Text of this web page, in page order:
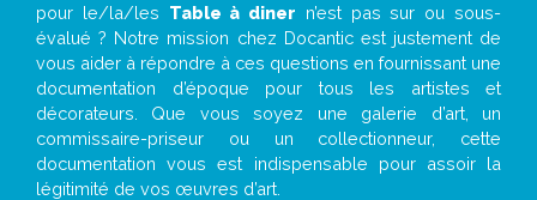
pour le/la/les Table à diner n’est pas sur ou sous-
évalué ? Notre mission chez Docantic est justement de
vous aider à répondre à ces questions en fournissant une
documentation d’époque pour tous les artistes et
décorateurs. Que vous soyez une galerie d’art, un
commissaire-priseur ou un collectionneur, cette
documentation vous est indispensable pour assoir la
légitimité de vos œuvres d’art.